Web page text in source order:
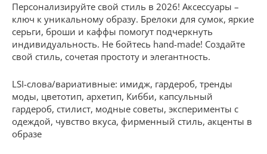
Персонализируйте свой стиль в 2026! Аксессуары –
ключ к уникальному образу. Брелоки для сумок, яркие
серьги, броши и каффы помогут подчеркнуть
индивидуальность. Не бойтесь hand-made! Создайте
свой стиль, сочетая простоту и элегантность.
LSI-слова/вариативные: имидж, гардероб, тренды
моды, цветотип, архетип, Кибби, капсульный
гардероб, стилист, модные советы, эксперименты с
одеждой, чувство вкуса, фирменный стиль, акценты в
образе